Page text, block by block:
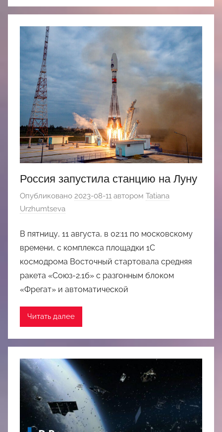
Россия запустила станцию на Луну
Опубликовано 2023-08-11 автором Tatiana
Urzhumtseva
В пятницу, 11 августа, в 02:11 по московскому
времени, с комплекса площадки 1С
космодрома Восточный стартовала средняя
ракета «Союз-2.1б» с разгонным блоком
«Фрегат» и автоматической
Читать далее